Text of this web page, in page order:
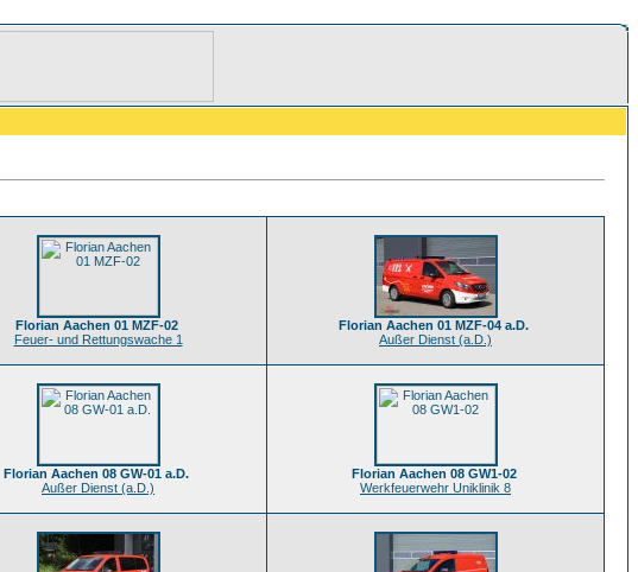
Florian Aachen 01 MZF-02
Feuer- und Rettungswache 1
Florian Aachen 01 MZF-04 a.D.
Außer Dienst (a.D.)
Florian Aachen 08 GW-01 a.D.
Außer Dienst (a.D.)
Florian Aachen 08 GW1-02
Werkfeuerwehr Uniklinik 8